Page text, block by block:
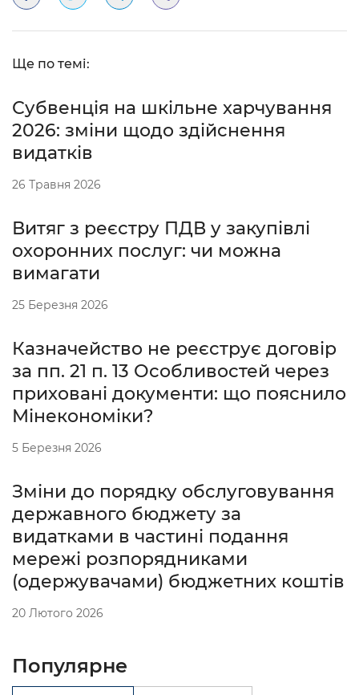
Ще по темі:
Субвенція на шкільне харчування
2026: зміни щодо здійснення
видатків
26 Травня 2026
Витяг з реєстру ПДВ у закупівлі
охоронних послуг: чи можна
вимагати
25 Березня 2026
Казначейство не реєструє договір
за пп. 21 п. 13 Особливостей через
приховані документи: що пояснило
Мінекономіки?
5 Березня 2026
Зміни до порядку обслуговування
державного бюджету за
видатками в частині подання
мережі розпорядниками
(одержувачами) бюджетних коштів
20 Лютого 2026
Популярне